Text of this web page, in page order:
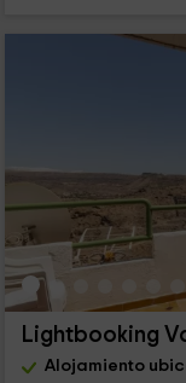
Alojamiento